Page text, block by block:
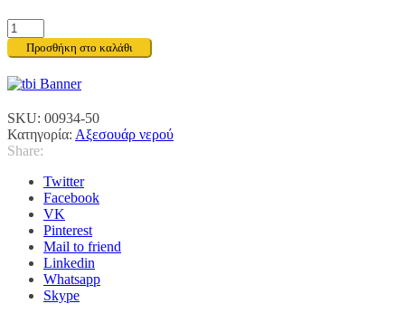
ΣΥΝΔΕΣΜΟΣ
3
ΤΑΧΥΣΥΝΔΕΣΜΩΝ
ποσότητα
Προσθήκη στο καλάθι
SKU: 00934-50
Κατηγορία: Αξεσουάρ νερού
Share:
Twitter
Facebook
VK
Pinterest
Mail to friend
Linkedin
Whatsapp
Skype